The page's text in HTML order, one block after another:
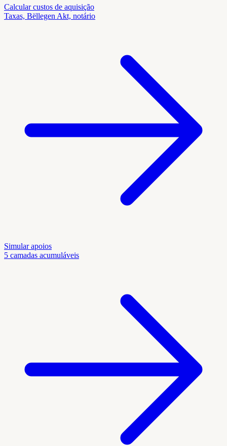
Calcular custos de aquisição
Taxas, Bëllegen Akt, notário
Simular apoios
5 camadas acumuláveis